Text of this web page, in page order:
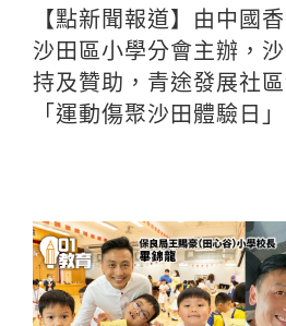
【點新聞報道】由中國
沙田區小學分會主辦，
持及贊助，青途發展社
「運動傷聚沙田體驗日」